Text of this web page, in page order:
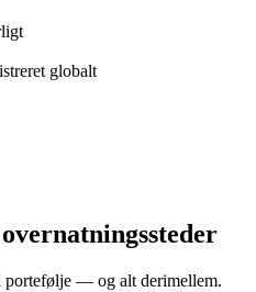
globalt
portefølje — og alt derimellem.